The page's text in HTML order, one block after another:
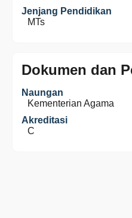
Jenjang Pendidikan
MTs
Dokumen dan
Naungan
Kementerian Agama
Akreditasi
C